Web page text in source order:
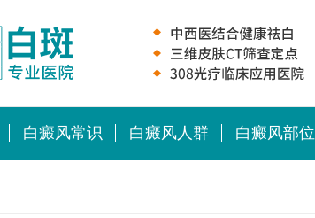
白癜风常识 白癜风人群 白癜风部位